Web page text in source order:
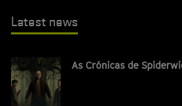
Latest news
As Crónicas de